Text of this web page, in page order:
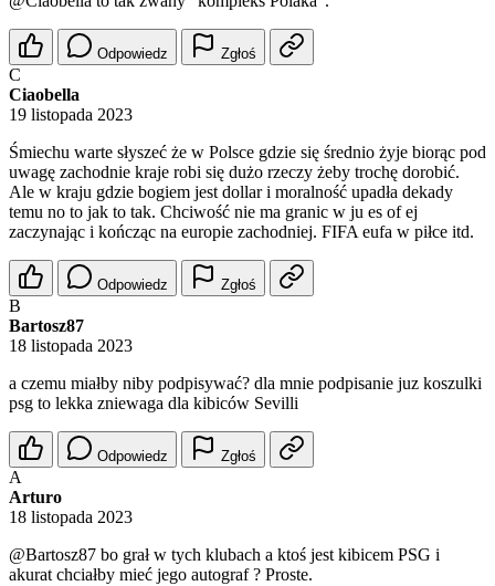
Odpowiedz Zgłoś
C
Ciaobella
19 listopada 2023
Śmiechu warte słyszeć że w Polsce gdzie się średnio żyje biorąc pod
uwagę zachodnie kraje robi się dużo rzeczy żeby trochę dorobić.
Ale w kraju gdzie bogiem jest dollar i moralność upadła dekady
temu no to jak to tak. Chciwość nie ma granic w ju es of ej
zaczynając i kończąc na europie zachodniej. FIFA eufa w piłce itd.
Odpowiedz Zgłoś
B
Bartosz87
18 listopada 2023
a czemu miałby niby podpisywać? dla mnie podpisanie juz koszulki
psg to lekka zniewaga dla kibiców Sevilli
Odpowiedz Zgłoś
A
Arturo
18 listopada 2023
@Bartosz87 bo grał w tych klubach a ktoś jest kibicem PSG i
akurat chciałby mieć jego autograf ? Proste.